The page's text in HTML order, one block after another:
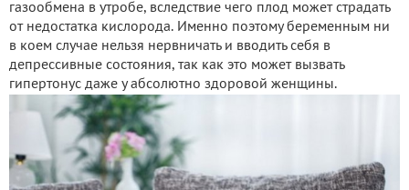
газообмена в утробе, вследствие чего плод может страдать
от недостатка кислорода. Именно поэтому беременным ни
в коем случае нельзя нервничать и вводить себя в
депрессивные состояния, так как это может вызвать
гипертонус даже у абсолютно здоровой женщины.